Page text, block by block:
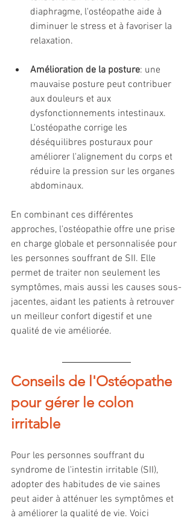
diaphragme, l'ostéopathe aide à
diminuer le stress et à favoriser la
relaxation.
Amélioration de la posture: une
mauvaise posture peut contribuer
aux douleurs et aux
dysfonctionnements intestinaux.
L'ostéopathe corrige les
déséquilibres posturaux pour
améliorer l'alignement du corps et
réduire la pression sur les organes
abdominaux.
En combinant ces différentes
approches, l'ostéopathie offre une prise
en charge globale et personnalisée pour
les personnes souffrant de SII. Elle
permet de traiter non seulement les
symptômes, mais aussi les causes sous-
jacentes, aidant les patients à retrouver
un meilleur confort digestif et une
qualité de vie améliorée.
Conseils de l'Ostéopathe
pour gérer le colon
irritable
Pour les personnes souffrant du
syndrome de l'intestin irritable (SII),
adopter des habitudes de vie saines
peut aider à atténuer les symptômes et
à améliorer la qualité de vie. Voici